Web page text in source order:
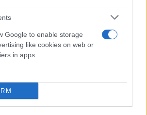
Google to enable storage
like cookies on web or
in apps.
του, ο κ. Μπέος
ευθύνες για την
και ότι αυτές πρέπει να
με το αίτημα
να το απαγορεύσουν».
ορισμένες κινήσεις και